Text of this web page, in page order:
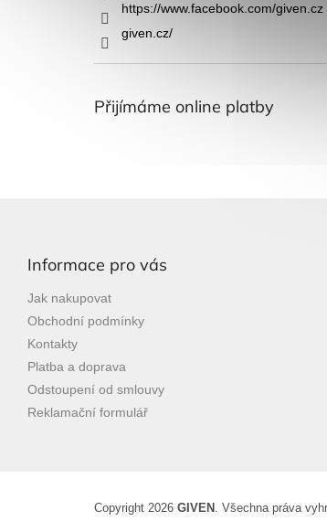
https://www.facebook.com/given.cz
given.cz/
Přijímáme online platby
Informace pro vás
Jak nakupovat
Obchodní podmínky
Kontakty
Platba a doprava
Odstoupení od smlouvy
Reklamační formulář
Copyright 2026 GIVEN . Všechna práva